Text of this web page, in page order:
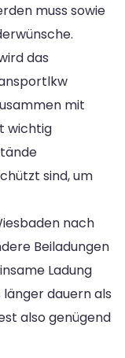
muss sowie
das
mit
wichtig
sind, um
nach
Beiladungen
Ladung
dauern als
also genügend